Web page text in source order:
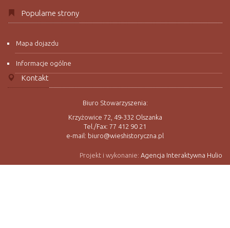
Popularne strony
Mapa dojazdu
Informacje ogólne
Kontakt
Biuro Stowarzyszenia:
Krzyżowice 72, 49-332 Olszanka
Tel./Fax: 77 412 90 21
e-mail: biuro@wieshistoryczna.pl
Projekt i wykonanie: Agencja Interaktywna Hulio